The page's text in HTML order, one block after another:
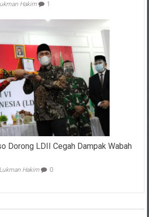
Hakim 1
Dorong LDII Cegah Dampak Wabah
Lukman Hakim 0